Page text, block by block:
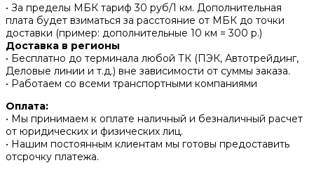
• За пределы МБК тариф 30 руб/1 км. Дополнительная
плата будет взиматься за расстояние от МБК до точки
доставки (пример: дополнительные 10 км = 300 р.)
Доставка в регионы
• Бесплатно до терминала любой ТК (ПЭК, Автотрейдинг,
Деловые линии и т.д.) вне зависимости от суммы заказа.
• Работаем со всеми транспортными компаниями
Оплата:
• Мы принимаем к оплате наличный и безналичный расчет
от юридических и физических лиц.
• Нашим постоянным клиентам мы готовы предоставить
отсрочку платежа.